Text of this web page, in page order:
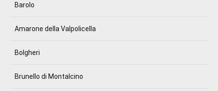
Barolo
Amarone della Valpolicella
Bolgheri
Brunello di Montalcino